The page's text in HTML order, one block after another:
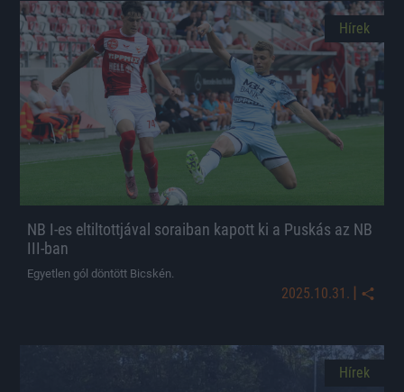
Hírek
NB I-es eltiltottjával soraiban kapott ki a Puskás az NB
III-ban
Egyetlen gól döntött Bicskén.
2025.10.31. |
Hírek